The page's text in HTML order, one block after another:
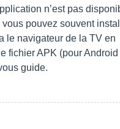
n’est pas
pouvez souvent
le navigateur de la TV en
fichier APK (pour Android
guide.